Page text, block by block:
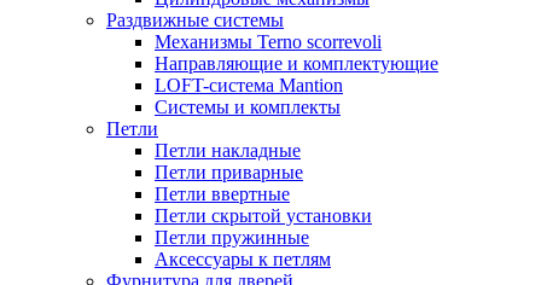
Раздвижные системы
Механизмы Terno scorrevoli
Направляющие и комплектующие
LOFT-cистема Mantion
Системы и комплекты
Петли
Петли накладные
Петли приварные
Петли ввертные
Петли скрытой установки
Петли пружинные
Аксессуары к петлям
Фурнитура для дверей